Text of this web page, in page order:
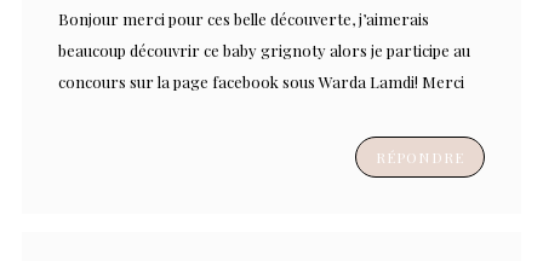
Bonjour merci pour ces belle découverte, j’aimerais
beaucoup découvrir ce baby grignoty alors je participe au
concours sur la page facebook sous Warda Lamdi! Merci
RÉPONDRE